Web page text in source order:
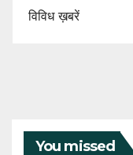
विविध ख़बरें
You missed